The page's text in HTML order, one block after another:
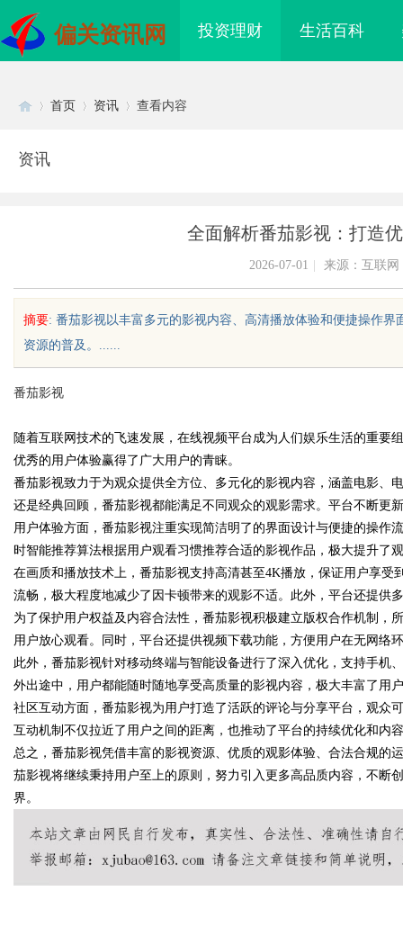
偏关资讯网 投资理财 生活百科
uz
!
首页 资讯 查看内容
资讯
全面解析番茄影视：打造
2026-07-01 来源：互联网
摘要: 番茄影视以丰富多元的影视内容、高清播放体验和便捷操作
资源的普及。......
番茄影视
随着互联网技术的飞速发展，在线视频平台成为人们娱乐生活的重要
优秀的用户体验赢得了广大用户的青睐。
番茄影视致力于为观众提供全方位、多元化的影视内容，涵盖电影、
还是经典回顾，番茄影视都能满足不同观众的观影需求。平台不断更
用户体验方面，番茄影视注重实现简洁明了的界面设计与便捷的操作
时智能推荐算法根据用户观看习惯推荐合适的影视作品，极大提升了
在画质和播放技术上，番茄影视支持高清甚至4K播放，保证用户享
流畅，极大程度地减少了因卡顿带来的观影不适。此外，平台还提供
为了保护用户权益及内容合法性，番茄影视积极建立版权合作机制，
用户放心观看。同时，平台还提供视频下载功能，方便用户在无网络
此外，番茄影视针对移动终端与智能设备进行了深入优化，支持手机
外出途中，用户都能随时随地享受高质量的影视内容，极大丰富了用
社区互动方面，番茄影视为用户打造了活跃的评论与分享平台，观众
互动机制不仅拉近了用户之间的距离，也推动了平台的持续优化和内
总之，番茄影视凭借丰富的影视资源、优质的观影体验、合法合规的
茄影视将继续秉持用户至上的原则，努力引入更多高品质内容，不断
界。
时代影像文化的创
发体系全解析